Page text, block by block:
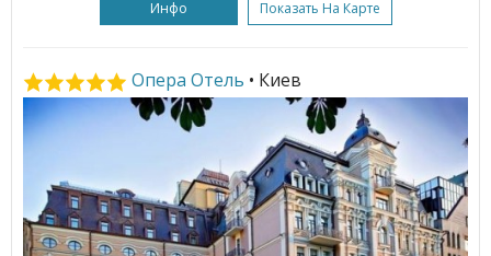
Инфо Показать На Карте
Опера Отель • Киев